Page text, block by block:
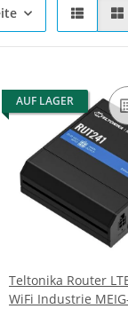
AUF LAGER
Teltonika Router
WiFi Industrie